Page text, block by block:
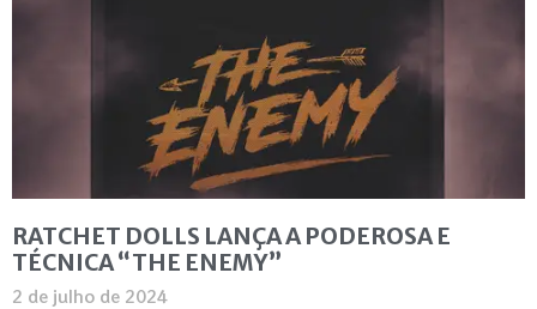
RATCHET DOLLS LANÇA A PODEROSA E
TÉCNICA “THE ENEMY”
2 de julho de 2024